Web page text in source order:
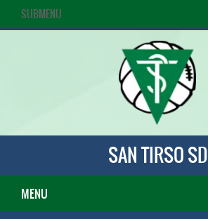
SUBMENU
SAN TIRSO SD
MENU